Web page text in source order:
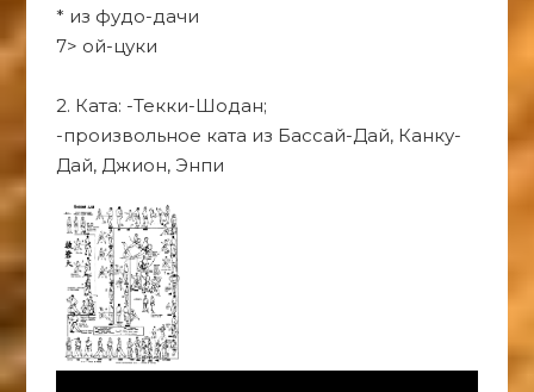
* из фудо-дачи
7> ой-цуки
2. Ката: -Текки-Шодан;
-произвольное ката из Бассай-Дай, Канку-
Дай, Джион, Энпи